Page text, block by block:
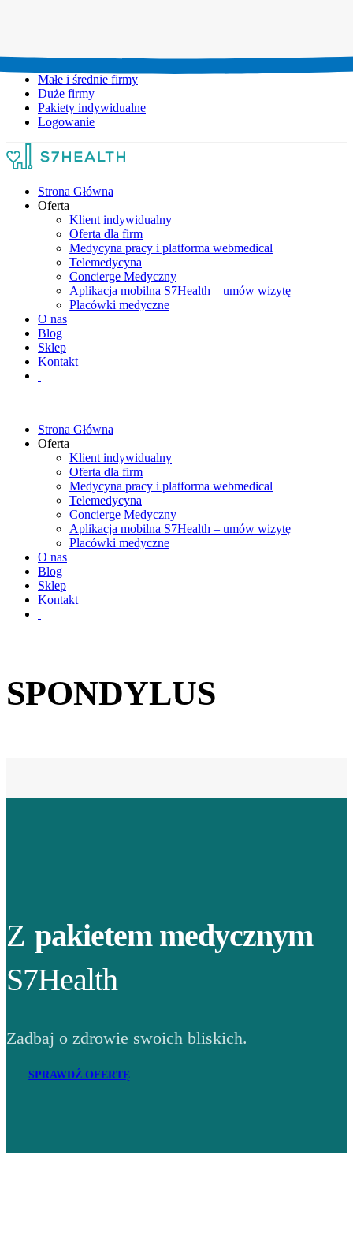
Małe i średnie firmy
Duże firmy
Pakiety indywidualne
Logowanie
Strona Główna
Oferta
Klient indywidualny
Oferta dla firm
Medycyna pracy i platforma webmedical
Telemedycyna
Concierge Medyczny
Aplikacja mobilna S7Health – umów wizytę
Placówki medyczne
O nas
Blog
Sklep
Kontakt
Strona Główna
Oferta
Klient indywidualny
Oferta dla firm
Medycyna pracy i platforma webmedical
Telemedycyna
Concierge Medyczny
Aplikacja mobilna S7Health – umów wizytę
Placówki medyczne
O nas
Blog
Sklep
Kontakt
SPONDYLUS
Z pakietem medycznym
S7Health
Zadbaj o zdrowie swoich bliskich.
SPRAWDŹ OFERTĘ